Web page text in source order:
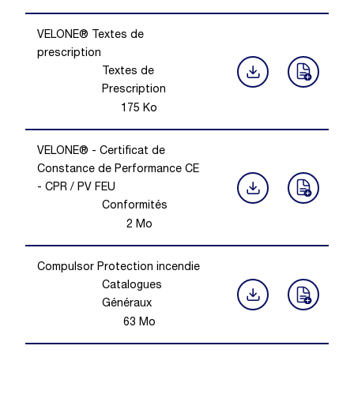
VELONE® Textes de
prescription
Textes de
Prescription
175 Ko
VELONE® - Certificat de
Constance de Performance CE
- CPR / PV FEU
Conformités
2 Mo
Compulsor Protection incendie
Catalogues
Généraux
63 Mo